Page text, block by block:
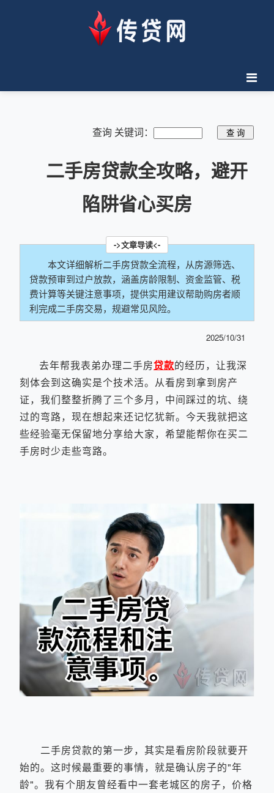
查询 关键词：
二手房贷款全攻略，避开
陷阱省心买房
本文详细解析二手房贷款全流程，从房源筛选、
贷款预审到过户放款，涵盖房龄限制、资金监管、税
费计算等关键注意事项，提供实用建议帮助购房者顺
利完成二手房交易，规避常见风险。
2025/10/31
去年帮我表弟办理二手房贷款的经历，让我深
刻体会到这确实是个技术活。从看房到拿到房产
证，我们整整折腾了三个多月，中间踩过的坑、绕
过的弯路，现在想起来还记忆犹新。今天我就把这
些经验毫无保留地分享给大家，希望能帮你在买二
手房时少走些弯路。
二手房贷款的第一步，其实是看房阶段就要开
始的。这时候最重要的事情，就是确认房子的"年
龄"。我有个朋友曾经看中一套老城区的房子，价格